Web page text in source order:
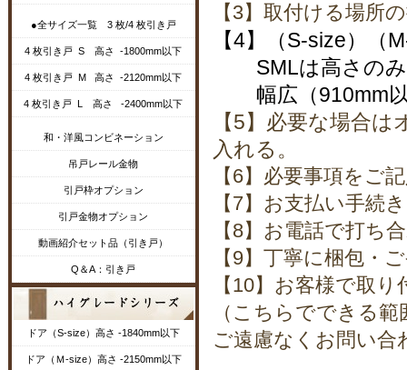
●全サイズ一覧 3 枚/4 枚引き戸
4 枚引き戸 S 高さ -1800mm以下
4 枚引き戸 M 高さ -2120mm以下
4 枚引き戸 L 高さ -2400mm以下
和・洋風コンビネーション
吊戸レール金物
引戸枠オプション
引戸金物オプション
動画紹介セット品（引き戸）
Q＆A：引き戸
ドア（S-size）高さ -1840mm以下
ドア（Ｍ-size）高さ -2150mm以下
【3】取付ける場
【4】（S-size）
SMLは高さのみ
幅広（910mm以
【5】必要な場合
入れる。
【6】必要事項をご
【7】お支払い手続
【8】お電話で打ち
【9】丁寧に梱包・
【10】お客様で取り
（こちらでできる
ご遠慮なくお問い合